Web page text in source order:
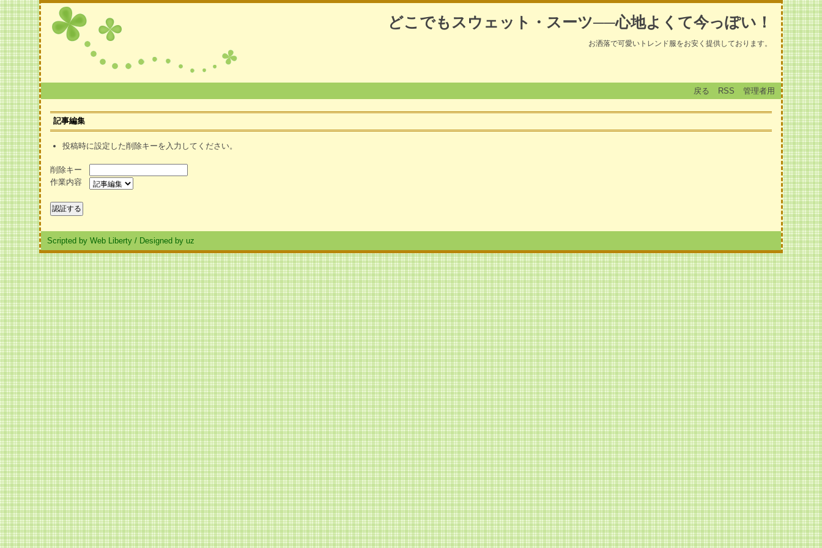
どこでもスウェット・スーツ──心地よくて今っぽい！
お洒落で可愛いトレンド服をお安く提供しております。
戻る RSS 管理者用
記事編集
投稿時に設定した削除キーを入力してください。
削除キー
作業内容
Scripted by Web Liberty / Designed by uz